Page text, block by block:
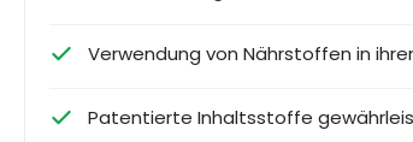
Verwendung von Nährstoffen in
Patentierte Inhaltsstoffe